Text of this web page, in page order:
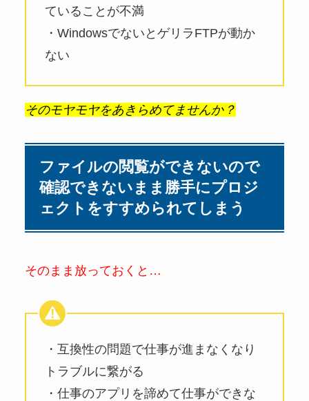
ていることが不満
・WindowsでないとゲリラFTPが動か
ない
そのモヤモヤをあきらめてませんか？
ファイルの閲覧ができないので
確認できないまま勝手にプロジ
ェクトをすすめられてしまう
そのまま放っておくと…
・互換性の問題で仕事が進まなくなり
トラブルに繋がる
・仕事のアプリを諦めて仕事ができな